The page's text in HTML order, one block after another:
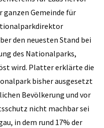
ganzen Gemeinde für
den neuesten Stand bei
des Nationalparks,
wird. Platter erklärte die
bisher ausgesetzt
Bevölkerung und vor
nicht machbar sei
in dem rund 17% der